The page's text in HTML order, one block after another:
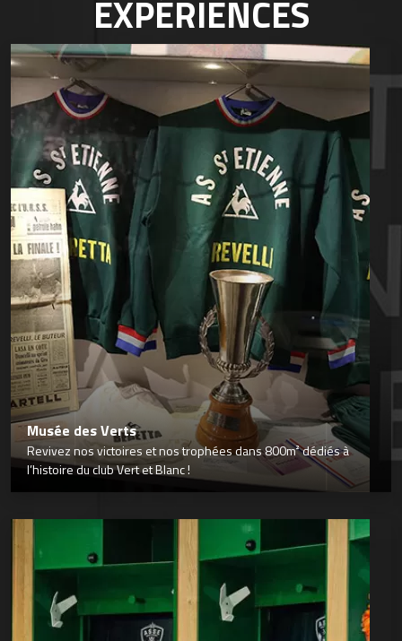
EXPÉRIENCES
Musée des Verts
Revivez nos victoires et nos trophées dans 800m² dédiés à
l’histoire du club Vert et Blanc !